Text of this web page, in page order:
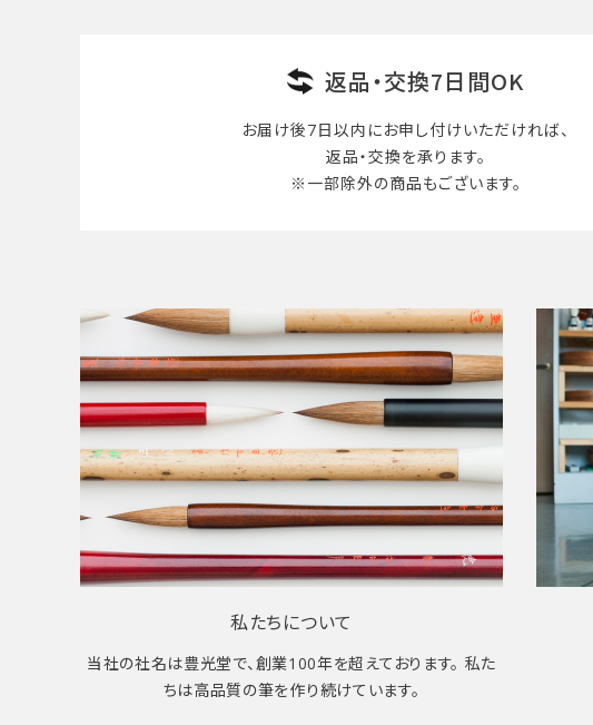
返品・交換7日間OK
お届け後7日以内にお申し付けいただければ、
返品・交換を承ります。
※一部除外の商品もございます。
私たちについて
当社の社名は豊光堂で、創業100年を超えております。 私た
ちは高品質の筆を作り続けています。